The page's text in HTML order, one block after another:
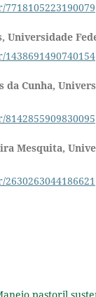
Universidade
da Cunha,
Mesquita,